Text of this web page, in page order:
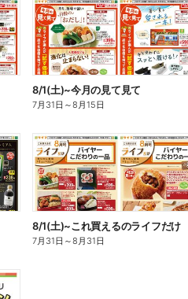
8/1(土)~今月の見て見て
7月31日 ～8月15日
8/1(土)~これ買えるのライフだけ
7月31日 ～8月31日